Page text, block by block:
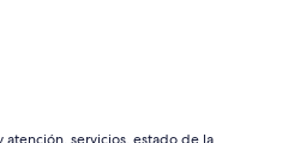
atención, servicios, estado de la